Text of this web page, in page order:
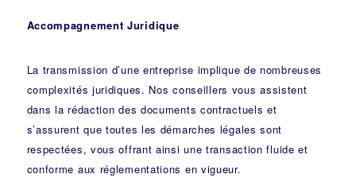
Accompagnement Juridique
La transmission d’une entreprise implique de nombreuses
complexités juridiques. Nosconseillers vous assistent
dans la rédaction des documents contractuels et
s’assurent que toutes les démarches légales sont
respectées, vous offrant ainsi une transaction fluide et
conforme aux réglementations en vigueur.